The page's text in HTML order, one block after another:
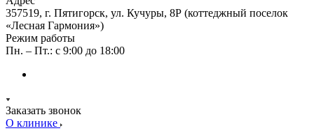
357519, г. Пятигорск, ул. Кучуры, 8Р (коттеджный поселок
«Лесная Гармония»)
Режим работы
Пн. – Пт.: с 9:00 до 18:00
Заказать звонок
О клинике